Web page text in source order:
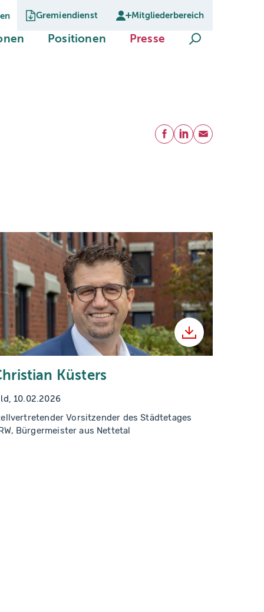
Gremiendienst Mitgliederbereich
(current)Positionen(current)
Presse (current)Suche öffnen
Teilen
Facebook
LinkedIn
E-Mail
Herunterladen
Küsters
10.02.2026
Vorsitzender des Städtetages
Bürgermeister aus Nettetal